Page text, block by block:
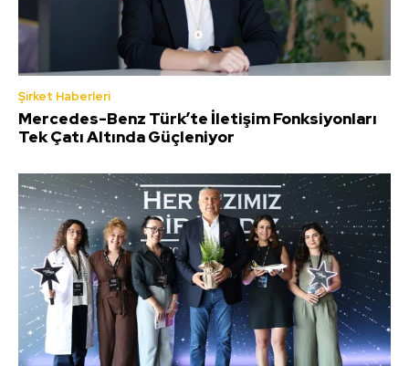
Şirket Haberleri
Mercedes-Benz Türk’te İletişim Fonksiyonları
Tek Çatı Altında Güçleniyor